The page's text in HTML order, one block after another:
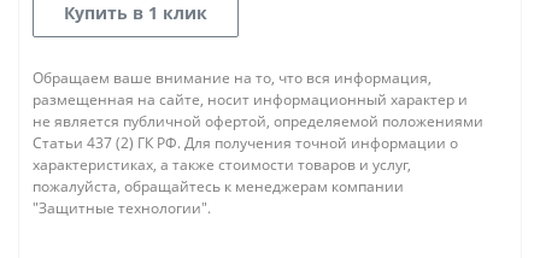
Купить в 1 клик
Обращаем ваше внимание на то, что вся информация,
размещенная на сайте, носит информационный характер и
не является публичной офертой, определяемой положениями
Статьи 437 (2) ГК РФ. Для получения точной информации о
характеристиках, а также стоимости товаров и услуг,
пожалуйста, обращайтесь к менеджерам компании
"Защитные технологии".